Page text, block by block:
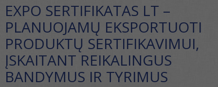
EXPO SERTIFIKATAS LT –
PLANUOJAMŲ EKSPORTUOTI
PRODUKTŲ SERTIFIKAVIMUI,
ĮSKAITANT REIKALINGUS
BANDYMUS IR TYRIMUS